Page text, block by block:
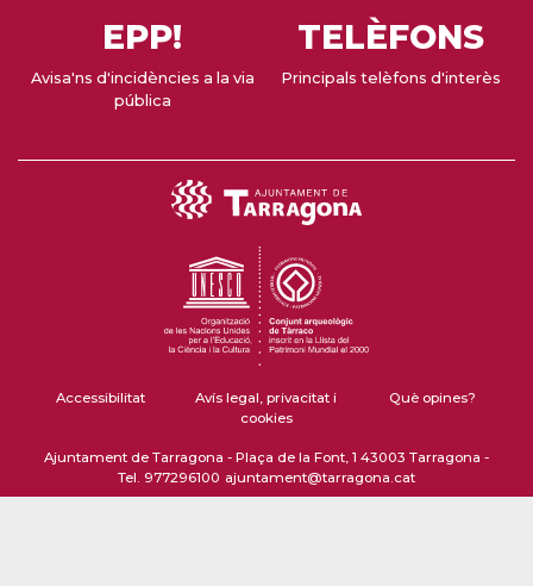
EPP!
Avisa'ns d'incidències a la via
pública
TELÈFONS
Principals telèfons d'interès
Accessibilitat
Avís legal, privacitat i
cookies
Què opines?
Ajuntament de Tarragona - Plaça de la Font, 1 43003 Tarragona -
Tel. 977296100 ajuntament@tarragona.cat